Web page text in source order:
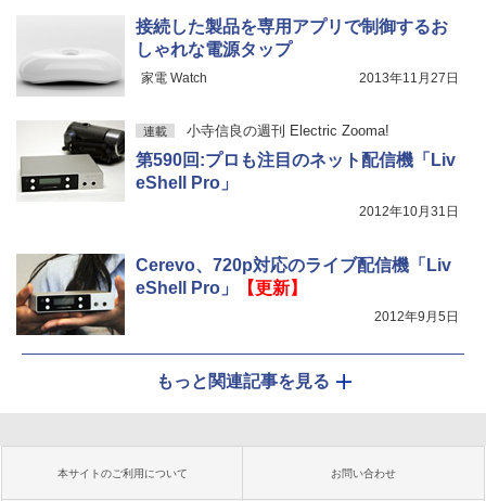
接続した製品を専用アプリで制御するお
しゃれな電源タップ
家電 Watch 2013年11月27日
連載 小寺信良の週刊 Electric Zooma!
第590回:プロも注目のネット配信機「Liv
eShell Pro」
2012年10月31日
Cerevo、720p対応のライブ配信機「Liv
eShell Pro」
【更新】
2012年9月5日
もっと関連記事を見る
本サイトのご利用について お問い合わせ